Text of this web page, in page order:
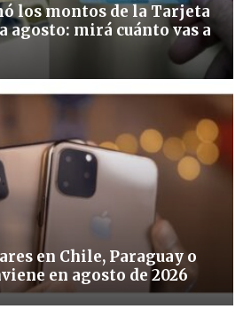
los montos de la Tarjeta
agosto: mirá cuánto vas a
en Chile, Paraguay o
en agosto de 2026